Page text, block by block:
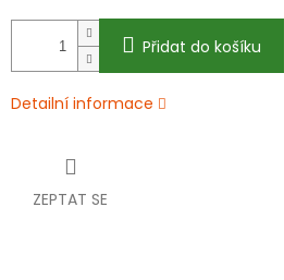
Přidat do košíku
Detailní informace
ZEPTAT SE